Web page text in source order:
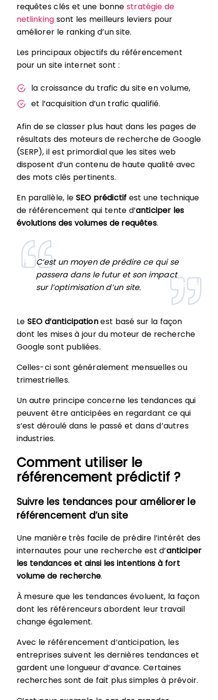
requêtes clés et une bonnestratégie de
netlinking sont les meilleurs leviers pour
améliorer le ranking d’un site.
Les principaux objectifs du référencement
pour un site internet sont :
la croissance du trafic du site en volume,
et l’acquisition d’un trafic qualifié.
Afin de se classer plus haut dans les pages de
résultats des moteurs de recherche de Google
(SERP), il est primordial que les sites web
disposent d’un contenu de haute qualité avec
des mots clés pertinents.
En parallèle, le SEO prédictif est une technique
de référencement qui tente d’anticiper les
évolutions des volumes de requêtes.
C’est un moyen de prédire ce qui se
passera dans le futur et son impact
sur l’optimisation d’un site.
Le SEO d’anticipationest basé sur la façon
dont les mises à jour du moteur de recherche
Google sont publiées.
Celles-ci sont généralement mensuelles ou
trimestrielles.
Un autre principe concerne les tendances qui
peuvent être anticipées en regardant ce qui
s’est déroulé dans le passé et dans d’autres
industries.
Comment utiliser le
référencement prédictif ?
Suivre les tendances pour améliorer le
référencement d’un site
Une manière très facile de prédire l’intérêt des
internautes pour une recherche est d’anticiper
les tendances et ainsi les intentions à fort
volume de recherche.
À mesure que les tendances évoluent, la façon
dont les référenceurs abordent leur travail
change également.
Avec le référencement d’anticipation, les
entreprises suivent les dernières tendances et
gardent une longueur d’avance. Certaines
recherches sont de fait plus simples à prévoir.